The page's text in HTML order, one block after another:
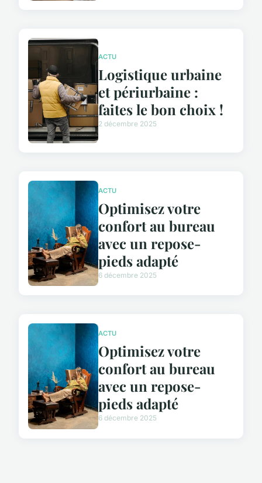
ACTU
Logistique urbaine
et périurbaine :
faites le bon choix !
2 décembre 2025
ACTU
Optimisez votre
confort au bureau
avec un repose-
pieds adapté
6 décembre 2025
ACTU
Optimisez votre
confort au bureau
avec un repose-
pieds adapté
6 décembre 2025